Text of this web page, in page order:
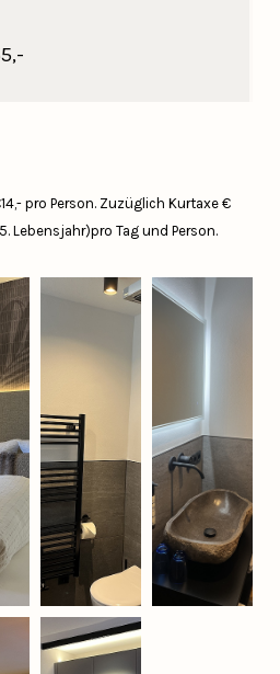
pro Person. Zuzüglich Kurtaxe €
Lebensjahr)pro Tag und Person.